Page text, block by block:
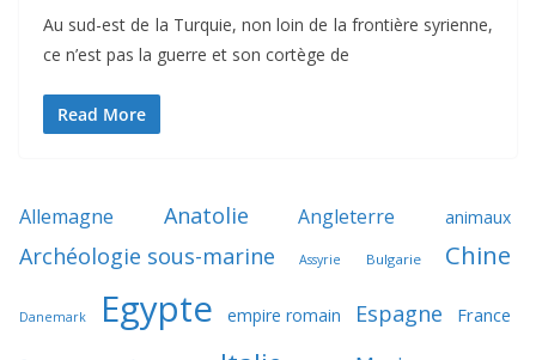
Au sud-est de la Turquie, non loin de la frontière syrienne,
ce n’est pas la guerre et son cortège de
Read More
Allemagne Anatolie Angleterre animaux
Archéologie sous-marine Assyrie Bulgarie Chine
Danemark Egypte empire romain Espagne France